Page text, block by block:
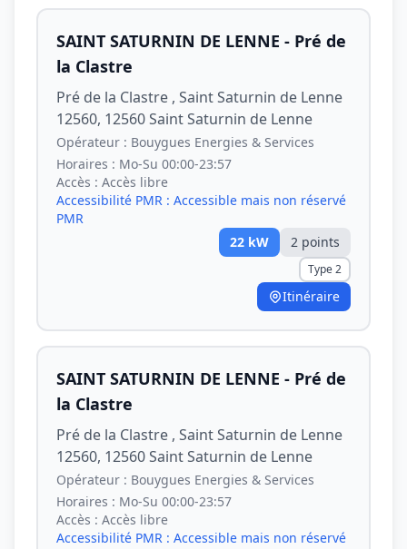
SAINT SATURNIN DE LENNE - Pré de
la Clastre
Pré de la Clastre , Saint Saturnin de Lenne
12560, 12560 Saint Saturnin de Lenne
Opérateur : Bouygues Energies & Services
Horaires : Mo-Su 00:00-23:57
Accès : Accès libre
Accessibilité PMR : Accessible mais non réservé
PMR
22 kW 2 points
Type 2
Itinéraire
SAINT SATURNIN DE LENNE - Pré de
la Clastre
Pré de la Clastre , Saint Saturnin de Lenne
12560, 12560 Saint Saturnin de Lenne
Opérateur : Bouygues Energies & Services
Horaires : Mo-Su 00:00-23:57
Accès : Accès libre
Accessibilité PMR : Accessible mais non réservé